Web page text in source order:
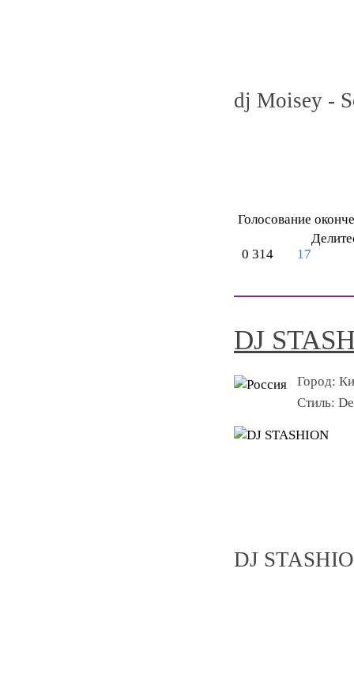
dj Moisey -
Голосование
17
0 314
DJ
Город:
Стиль:
DJ